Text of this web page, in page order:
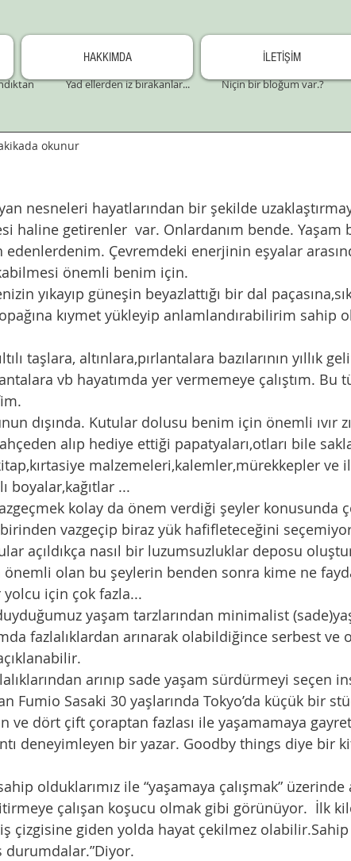
HAKKIMDA
İLETİŞİM
Yad ellerden iz bırakanlar... Niçin bir bloğum var.?
okunur
nesneleri hayatlarından bir şekilde
haline getirenler  var. Onlardanım bende. Yaşam
Çevremdeki enerjinin eşyalar
önemli benim için.
yıkayıp güneşin beyazlattığı bir dal
kıymet yükleyip anlamlandırabilirim sahip
taşlara, altınlara,pırlantalara bazılarının yıllık
vb hayatımda yer vermemeye çalıştım. Bu
dışında. Kutular dolusu benim için önemli ıvır
alıp hediye ettiği papatyaları,otları bile
malzemeleri,kalemler,mürekkepler ve
boyalar,kağıtlar ...
kolay da önem verdiği şeyler konusunda
vazgeçip biraz yük hafifleteceğini
açıldıkça nasıl bir luzumsuzluklar deposu
olan bu şeylerin benden sonra kime ne
için çok fazla...
yaşam tarzlarından minimalist
fazlalıklardan arınarak olabildiğince serbest ve
arınıp sade yaşam sürdürmeyi seçen
Fumio Sasaki 30 yaşlarında Tokyo’da küçük bir
ve dört çift çoraptan fazlası ile yaşamamaya
deneyimleyen bir yazar. Goodby things diye bir
olduklarımız ile “yaşamaya çalışmak” üzerinde
çalışan koşucu olmak gibi görünüyor.  İlk
çizgisine giden yolda hayat çekilmez olabilir.Sahip
durumdalar.”Diyor.